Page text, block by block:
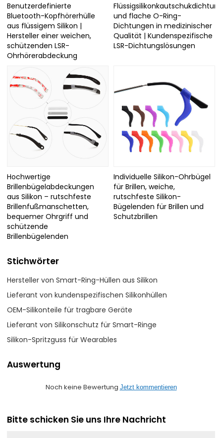
Benutzerdefinierte
Bluetooth-Kopfhörerhülle
aus flüssigem Silikon |
Hersteller einer weichen,
schützenden LSR-
Ohrhörerabdeckung
und flache O-Ring-
Dichtungen in medizinischer
Qualität | Kundenspezifische
LSR-Dichtungslösungen
Hochwertige
Brillenbügelabdeckungen
aus Silikon – rutschfeste
Brillenfußmanschetten,
bequemer Ohrgriff und
schützende
Brillenbügelenden
Individuelle Silikon-Ohrbügel
für Brillen, weiche,
rutschfeste Silikon-
Bügelenden für Brillen und
Schutzbrillen
Stichwörter
Hersteller von Smart-Ring-Hüllen aus Silikon
Lieferant von kundenspezifischen Silikonhüllen
OEM-Silikonteile für tragbare Geräte
Lieferant von Silikonschutz für Smart-Ringe
Silikon-Spritzguss für Wearables
Auswertung
Noch keine Bewertung Jetzt kommentieren
Bitte schicken Sie uns Ihre Nachricht